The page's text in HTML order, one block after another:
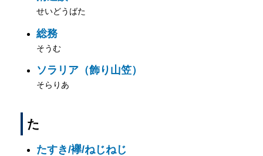
せいどうばた
総務
そうむ
ソラリア（飾り山笠）
そらりあ
た
たすき/襷/ねじねじ